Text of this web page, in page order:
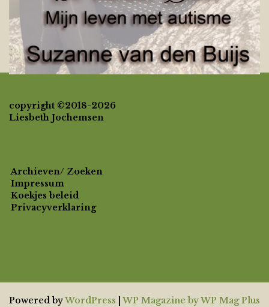
copyright ©2018-2026
Liesbeth Jochemsen
Archieven/ Zoeken
Impressum
Koekjes beleid
Privacyverklaring
Powered byWordPress WP Magazine by WP Mag Plus